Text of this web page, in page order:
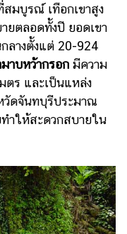
มบูรณ์ เทือกเขาสูง
ยตลอดทั้งปี ยอดเขา
ลางตั้งแต่ 20-924
าบหว้ากรอก มีความ
ตร และเป็นแหล่ง
วัดจันทบุรีประมาณ
ำให้สะดวกสบายใน